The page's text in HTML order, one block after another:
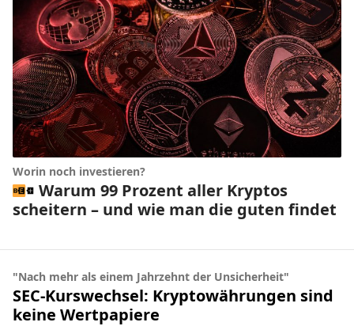
Worin noch investieren?
Warum 99 Prozent aller Kryptos
scheitern – und wie man die guten findet
"Nach mehr als einem Jahrzehnt der Unsicherheit"
SEC-Kurswechsel: Kryptowährungen sind
keine Wertpapiere